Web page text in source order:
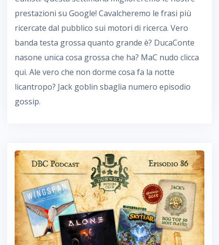
prestazioni su Google! Cavalcheremo le frasi più
ricercate dal pubblico sui motori di ricerca. Vero
banda testa grossa quanto grande è? DucaConte
nasone unica cosa grossa che ha? MaC nudo clicca
qui. Ale vero che non dorme cosa fa la notte
licantropo? Jack goblin sbaglia numero episodio
gossip.